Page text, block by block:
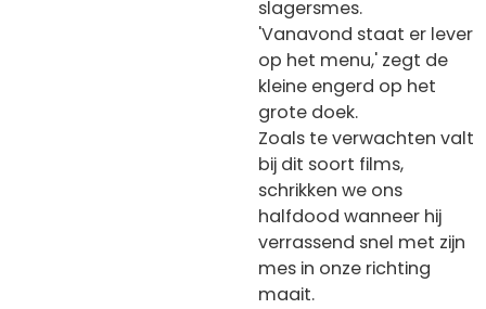
slagersmes.
'Vanavond staat er lever
op het menu,' zegt de
kleine engerd op het
grote doek.
Zoals te verwachten valt
bij dit soort films,
schrikken we ons
halfdood wanneer hij
verrassend snel met zijn
mes in onze richting
maait.